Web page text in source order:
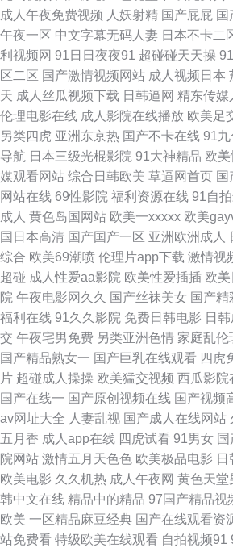
色 91伪娘在线观看 岛国午夜视频 久久大香蕉物
精品 超碰碰免费人妻 激情午夜网站 欧美日韩第一
天堂 TS紫苑在线观看 国产大片入口 美女影院 日
av最新地址 福利在线aa 九九热5 欧洲操逼艺术
幕 成人毛片网址 黑料网线路一二三 欧美怡红院
理电影 狠狠干2025 欧美变态网站 午夜男人精品
洲 丰满人妻中出网址 免费看黄色片子 三级片网
航 国产在线91 91va人妻 www妞干网 国内51视
毛片 91入口在线观看 大香蕉大香蕉AⅤ 精东传媒
利视频 波多结野毛片A片 av天堂电影网 国产性爱
福利 91官方视频网站 变态另类第二页 国产久草
韩亚 伊人久久综合视频 AV很很色 国产微拍在线
3000 97国产毛片 伪娘人妖中文网址 97超碰夜夜
洲色色网站 日韩久久网 青娱乐老司机分类 免费
成人午夜免费视频 人妖射精 国产屁屁 国
午夜一区 中文字幕无码人妻 日本不卡二
利视频网 91日日夜夜91 超碰碰天天操
区二区 国产激情视频网站 成人视频日本
天 成人丝瓜视频下载 日韩逼网 精东传媒
伦理电影在线 成人影院在线播放 欧美足
另类四虎 亚洲东京热 国产不卡在线 91
导航 日本三级光棍影院 91大神精品 欧
媒观看网站 综合日韩欧美 草逼网首页 国
网站在线 69性影院 福利资源在线 91自
成人 黄色岛国网站 欧美一xxxxx 欧美
国日本高清 国产国产一区 亚洲欧洲成人
综合 欧美69潮喷 伦理片app下载 激情视
超碰 成人性爱aa影院 欧美性爱插插 欧
院 午夜电影网久久 国产丝袜美女 国产精
福利在线 91久久影院 免费日韩电影 日
交 午夜宅男免费 另类亚洲色情 家庭乱伦
国产精品熟女一 国产巨乳在线观看 四虎
片 超碰成人操操 欧美猛交视频 西瓜影院
国产在线一 国产原创视频在线 国产视频
av网址大全 人妻乱视 国产成人在线网站
五月香 成人app在线 四虎试看 91男女
院网站 激情五月天色色 欧美极品电影
欧美电影 久久机热 成人午夜网 黄色天堂
韩中文在线 精品中的精品 97国产精品视
欧美 一区精品麻豆经典 国产在线观看资
站免费看 特级欧美在线观看 自拍视频91